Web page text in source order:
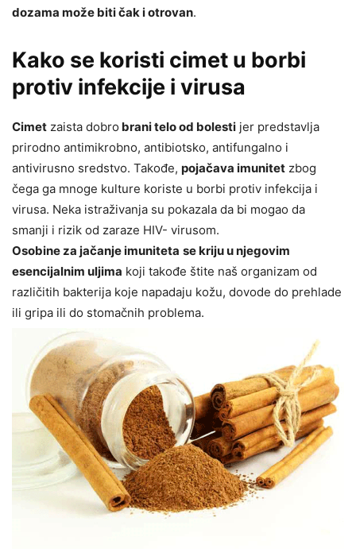
dozama može biti čak i otrovan.
Kako se koristi cimet u borbi
protiv infekcije i virusa
Cimet zaista dobro brani telo od bolesti jer predstavlja
prirodno antimikrobno, antibiotsko, antifungalno i
antivirusno sredstvo. Takođe, pojačava imunitet zbog
čega ga mnoge kulture koriste u borbi protiv infekcija i
virusa. Neka istraživanja su pokazala da bi mogao da
smanji i rizik od zaraze HIV- virusom.
Osobine za jačanje imuniteta se kriju u njegovim
esencijalnim uljima koji takođe štite naš organizam od
različitih bakterija koje napadaju kožu, dovode do prehlade
ili gripa ili do stomačnih problema.